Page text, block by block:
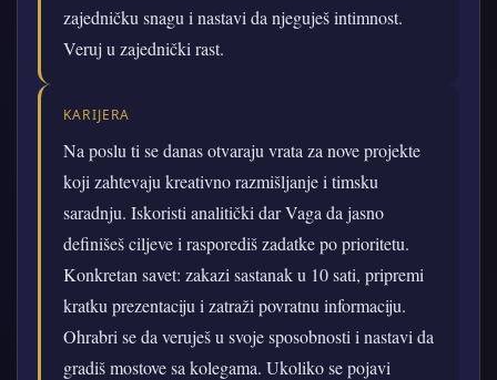
zajedničku snagu i nastavi da njeguješ intimnost.
Veruj u zajednički rast.
KARIJERA
Na poslu ti se danas otvaraju vrata za nove projekte
koji zahtevaju kreativno razmišljanje i timsku
saradnju. Iskoristi analitički dar Vaga da jasno
definišeš ciljeve i rasporediš zadatke po prioritetu.
Konkretan savet: zakazi sastanak u 10 sati, pripremi
kratku prezentaciju i zatraži povratnu informaciju.
Ohrabri se da veruješ u svoje sposobnosti i nastavi da
gradiš mostove sa kolegama. Ukoliko se pojavi